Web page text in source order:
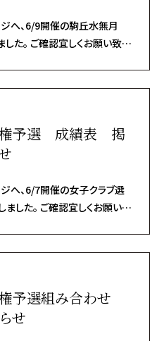
へ、6/9開催の駒丘水無月
た。 ご確認宜しくお願い致し
権予選 成績表 掲
へ、6/7開催の女子クラブ選
した。 ご確認宜しくお願い致
予選組み合わせ
せ